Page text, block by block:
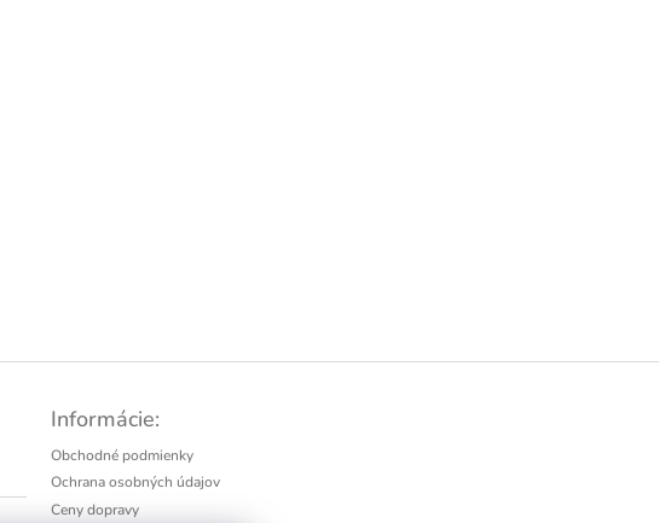
Informácie:
Obchodné podmienky
Ochrana osobných údajov
Ceny dopravy